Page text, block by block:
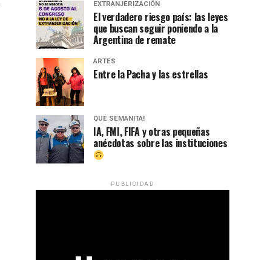
EXTRANJERIZACIÓN
El verdadero riesgo país: las leyes
que buscan seguir poniendo a la
Argentina de remate
ARTES
Entre la Pacha y las estrellas
QUÉ SEMANITA!
IA, FMI, FIFA y otras pequeñas
anécdotas sobre las instituciones
PUBLICIDAD